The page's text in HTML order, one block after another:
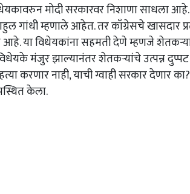
मोदी सरकारवर निशाणा साधला
गांधी म्हणाले आहेत. तर काँग्रेसचे खासदार
आहे. या विधेयकांना सहमती देणे म्हणजे
मंजुर झाल्यानंतर शेतकऱ्यांचे उत्पन्न
करणार नाही, याची ग्वाही सरकार देणार
केला.